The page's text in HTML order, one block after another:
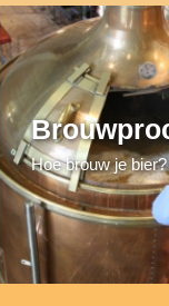
Hoe brouw je bier?